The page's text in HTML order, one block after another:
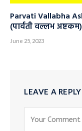
Parvati Vallabha
(पार्वती वल्लभ अष्टकम)
June 25, 2023
LEAVE A REPLY